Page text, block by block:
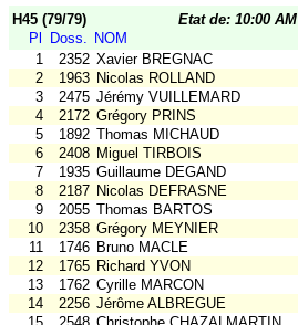
H45 (79/79)
Etat de: 10:00 AM
Pl
Doss. NOM
1
2352 Xavier BREGNAC
2
1963 Nicolas ROLLAND
3
2475 Jérémy VUILLEMARD
4
2172 Grégory PRINS
5
1892 Thomas MICHAUD
6
2408 Miguel TIRBOIS
7
1935 Guillaume DEGAND
8
2187 Nicolas DEFRASNE
9
2055 Thomas BARTOS
10
2358 Grégory MEYNIER
11
1746 Bruno MACLE
12
1765 Richard YVON
13
1762 Cyrille MARCON
14
2256 Jérôme ALBREGUE